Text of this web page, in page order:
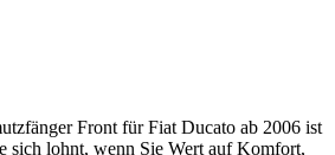
Front für Fiat Ducato ab 2006 ist
sich lohnt, wenn Sie Wert auf Komfort,